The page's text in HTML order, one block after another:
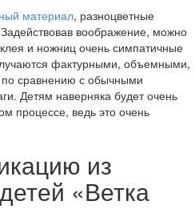
материал, разноцветные
воображение, можно
и ножниц очень симпатичные
фактурными, объемными,
по сравнению с обычными
Детям наверняка будет очень
процессе, ведь это очень
из
«Ветка